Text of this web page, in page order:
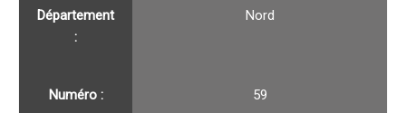
Département
:
Nord
Numéro : 59